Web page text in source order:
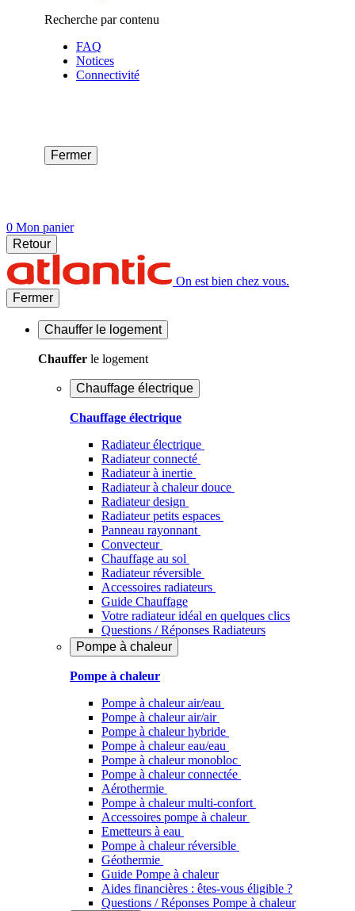
Recherche par contenu
FAQ
Notices
Connectivité
Fermer
0 Mon panier
Retour
On est bien chez vous.
Fermer
Chauffer le logement
Chauffer le logement
Chauffage électrique
Chauffage électrique
Radiateur électrique
Radiateur connecté
Radiateur à inertie
Radiateur à chaleur douce
Radiateur design
Radiateur petits espaces
Panneau rayonnant
Convecteur
Chauffage au sol
Radiateur réversible
Accessoires radiateurs
Guide Chauffage
Votre radiateur idéal en quelques clics
Questions / Réponses Radiateurs
Pompe à chaleur
Pompe à chaleur
Pompe à chaleur air/eau
Pompe à chaleur air/air
Pompe à chaleur hybride
Pompe à chaleur​ eau/eau
Pompe à chaleur monobloc
Pompe à chaleur connectée
Aérothermie
Pompe à chaleur multi-confort
Accessoires pompe à chaleur
Emetteurs à eau
Pompe à chaleur réversible
Géothermie
Guide Pompe à chaleur
Aides financières : êtes-vous éligible ?
Questions / Réponses Pompe à chaleur